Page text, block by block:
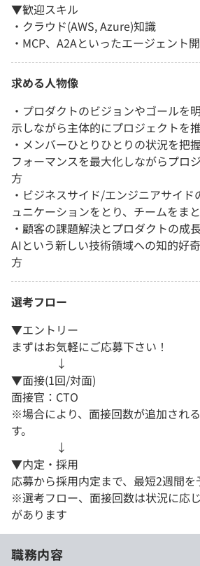
▼歓迎スキル
・クラウド(AWS, Azure)知識
・MCP、A2Aといったエージェント
求める人物像
・プロダクトのビジョンやゴールを
示しながら主体的にプロジェクトを
・メンバーひとりひとりの状況を把
フォーマンスを最大化しながらプロ
方
・ビジネスサイド/エンジニアサイド
ュニケーションをとり、チームをま
・顧客の課題解決とプロダクトの成
AIという新しい技術領域への知的好
方
選考フロー
▼エントリー
まずはお気軽にご応募下さい！
↓
▼面接(1回/対面)
面接官：CTO
※場合により、面接回数が追加され
す。
↓
▼内定・採用
応募から採用内定まで、最短2週間を
※選考フロー、面接回数は状況に応
があります
職務内容